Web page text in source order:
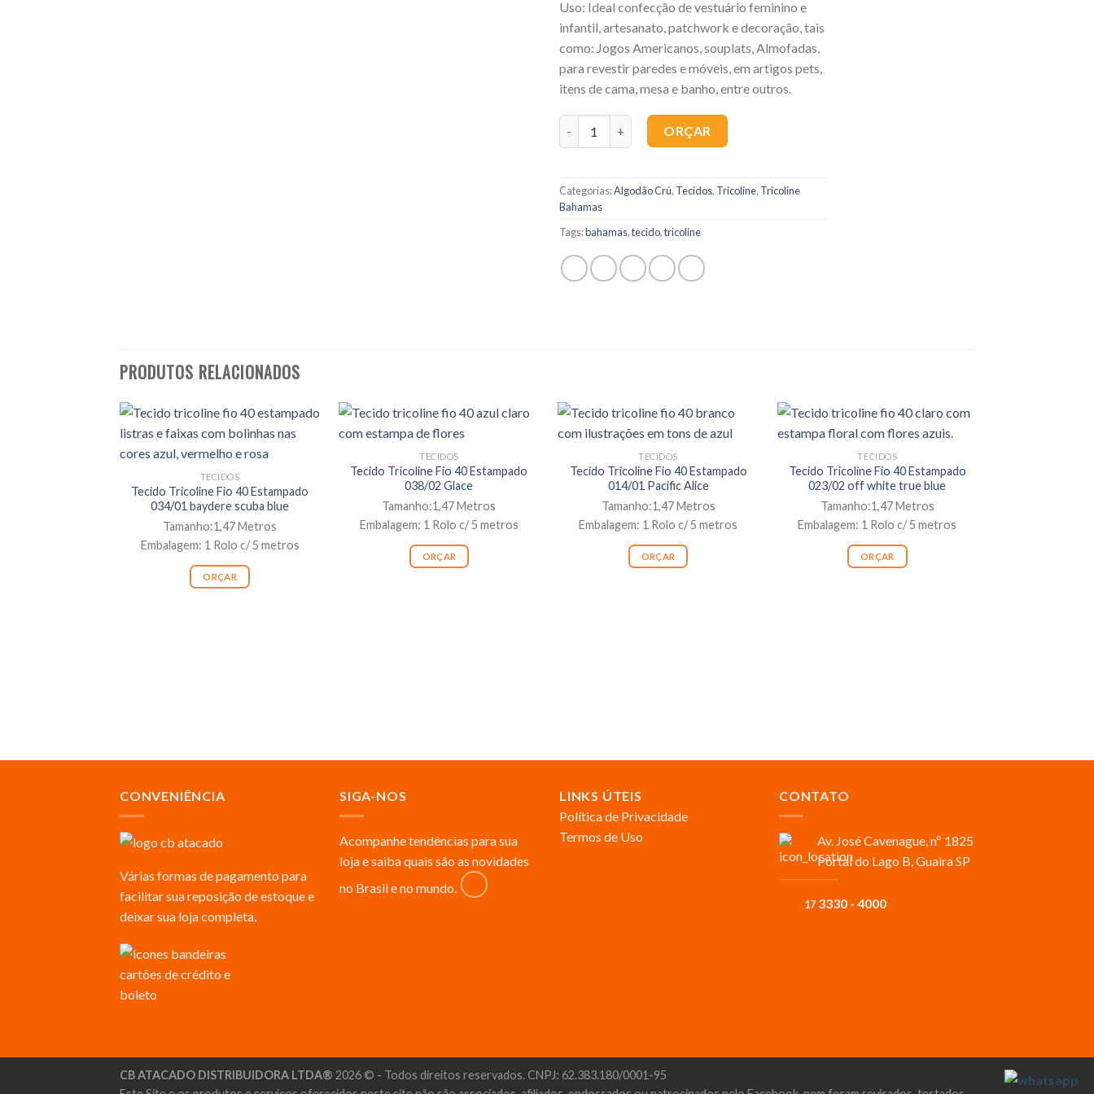
Uso: Ideal confecção de vestuário feminino e
infantil, artesanato, patchwork e decoração, tais
como: Jogos Americanos, souplats, Almofadas,
para revestir paredes e móveis, em artigos pets,
itens de cama, mesa e banho, entre outros.
ORÇAR
Categorias:Algodão Crú, Tecidos, Tricoline, Tricoline
Bahamas
Tags:bahamas,tecido,tricoline
PRODUTOS RELACIONADOS
TECIDOS
Tecido Tricoline Fio 40 Estampado
034/01 baydere scuba blue
Tamanho:1,47 Metros
Embalagem: 1 Rolo c/ 5 metros
ORÇAR
TECIDOS
Tecido Tricoline Fio 40 Estampado
038/02 Glace
Tamanho:1,47 Metros
Embalagem: 1 Rolo c/ 5 metros
ORÇAR
TECIDOS
Tecido Tricoline Fio 40 Estampado
014/01 Pacific Alice
Tamanho:1,47 Metros
Embalagem: 1 Rolo c/ 5 metros
ORÇAR
TECIDOS
Tecido Tricoline Fio 40 Estampado
023/02 off white true blue
Tamanho:1,47 Metros
Embalagem: 1 Rolo c/ 5 metros
ORÇAR
CONVENIÊNCIA
Várias formas de pagamento para
facilitar sua reposição de estoque e
deixar sua loja completa.
SIGA-NOS
Acompanhe tendências para sua
loja e saiba quais são as novidades
no Brasil e no mundo.
LINKS ÚTEIS
Política de Privacidade
Termos de Uso
CONTATO
Av. José Cavenague, nº 1825
Portal do Lago B, Guaira SP
17 3330 - 4000
CB ATACADO DISTRIBUIDORA LTDA® 2026 © - Todos direitos reservados. CNPJ: 62.383.180/0001-95